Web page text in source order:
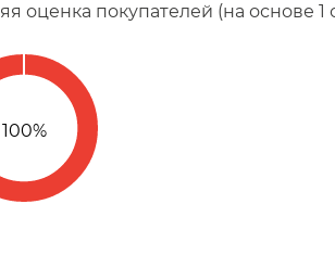
оценка покупателей (на основе 1